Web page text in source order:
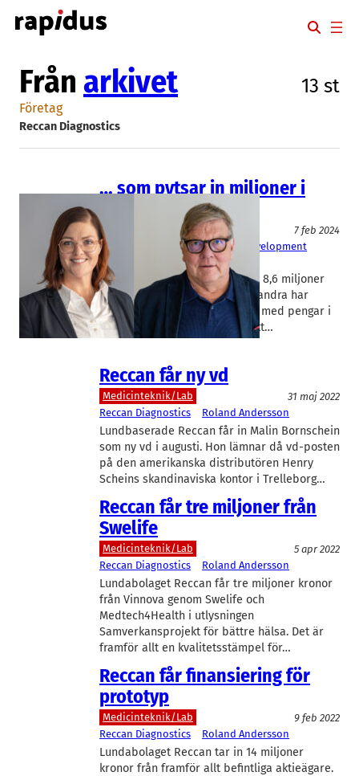
Hoppa
till
Från arkivet 13 st
Företag
Reccan Diagnostics
… som pytsar in miljoner i
cancerbolag
Medicinteknik/Lab
7 feb 2024
Reccan Diagnostics, Sandberg Development
Malin Bornschein
Reccan Diagnostics har tagit in 8,6 miljoner
kronor i en nyemission. Bland andra har
Sandberg Development gått in med pengar i
Lundabolaget som utvecklar ett…
Reccan får ny vd
Medicinteknik/Lab
31 maj 2022
Reccan Diagnostics
Roland Andersson
Lundbaserade Reccan får in Malin Bornschein
som ny vd i augusti. Hon lämnar då vd-posten
på den amerikanska distributören Henry
Scheins skandinaviska kontor i Trelleborg…
Reccan får tre miljoner från
Swelife
Medicinteknik/Lab
5 apr 2022
Reccan Diagnostics
Roland Andersson
Lundabolaget Reccan får tre miljoner kronor
från Vinnova genom Swelife och
Medtech4Health i utlysningen
Samverkansprojekt för bättre hälsa. Det är
framför allt en kvalitetsstämpel för…
Reccan får finansiering för
prototyp
Medicinteknik/Lab
9 feb 2022
Reccan Diagnostics
Roland Andersson
Lundabolaget Reccan tar in 14 miljoner
kronor från framför allt befintliga aktieägare.